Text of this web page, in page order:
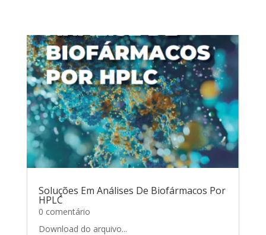
Soluções Em Análises De Biofármacos Por
HPLC
0 comentário
Download do arquivo...